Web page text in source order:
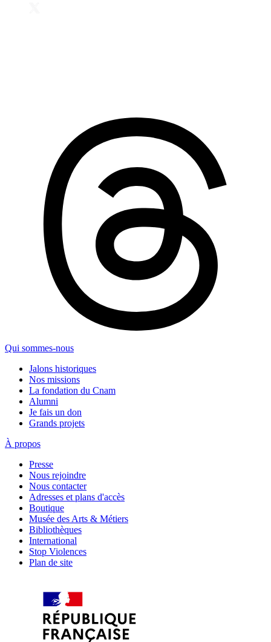
Qui sommes-nous
Jalons historiques
Nos missions
La fondation du Cnam
Alumni
Je fais un don
Grands projets
À propos
Presse
Nous rejoindre
Nous contacter
Adresses et plans d'accès
Boutique
Musée des Arts & Métiers
Bibliothèques
International
Stop Violences
Plan de site